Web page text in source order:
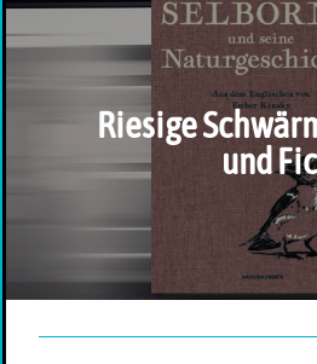
Riesige
und